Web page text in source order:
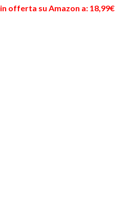
in offerta su Amazon a: 18,99€